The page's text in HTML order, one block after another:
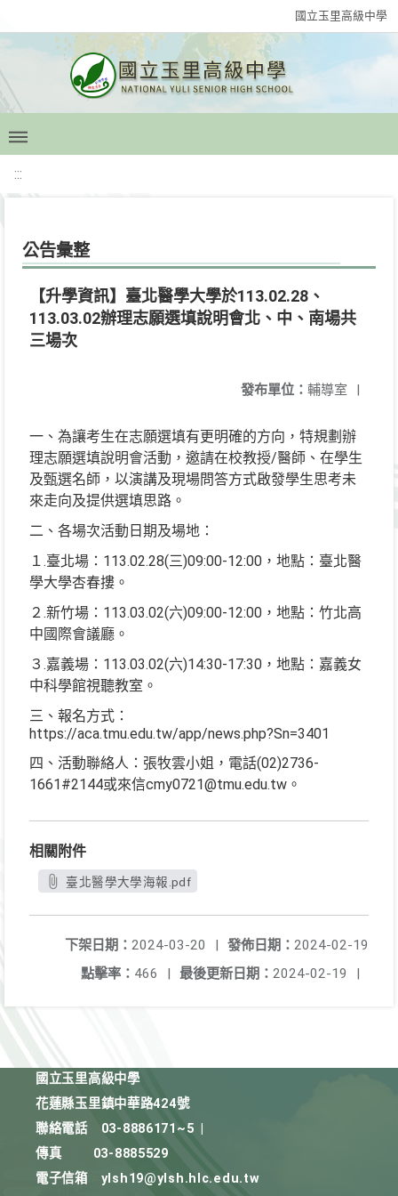
國立玉里高級中學
:::
公告彙整
【升學資訊】臺北醫學大學於113.02.28、
113.03.02辦理志願選填說明會北、中、南場共
三場次
發布單位： 輔導室 |
一、為讓考生在志願選填有更明確的方向，特規劃辦
理志願選填說明會活動，邀請在校教授/醫師、在學生
及甄選名師，以演講及現場問答方式啟發學生思考未
來走向及提供選填思路。
二、各場次活動日期及場地：
１.臺北場：113.02.28(三)09:00-12:00，地點：臺北醫
學大學杏春摟。
２.新竹場：113.03.02(六)09:00-12:00，地點：竹北高
中國際會議廳。
３.嘉義場：113.03.02(六)14:30-17:30，地點：嘉義女
中科學館視聽教室。
三、報名方式：
https://aca.tmu.edu.tw/app/news.php?Sn=3401
四、活動聯絡人：張牧雲小姐，電話(02)2736-
1661#2144或來信cmy0721@tmu.edu.tw。
相關附件
臺北醫學大學海報.pdf
發佈日期： 2024-02-19
下架日期： 2024-03-20
|
最後更新日期： 2024-02-19 |
點擊率： 466 |
國立玉里高級中學
花蓮縣玉里鎮中華路424號
聯絡電話
03-8886171~5
傳真
03-8885529
電子信箱
ylsh19@ylsh.hlc.edu.tw